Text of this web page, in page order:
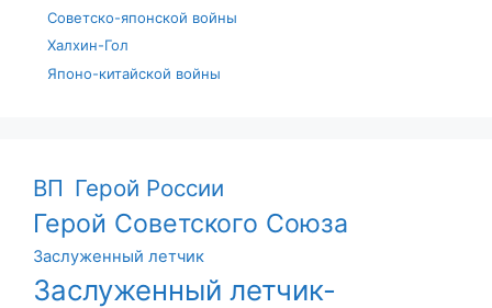
Советско-японской войны
Халхин-Гол
Японо-китайской войны
ВП Герой России
Герой Советского Союза
Заслуженный летчик
Заслуженный летчик-